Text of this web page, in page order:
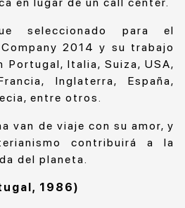
seleccionado para el
2014 y su trabajo
Portugal, Italia, Suiza, USA,
Inglaterra, España,
entre otros.
van de viaje con su amor, y
contribuirá a la
del planeta.
1986)